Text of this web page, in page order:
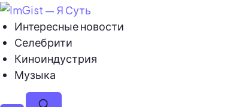
Интересные новости
Селебрити
Киноиндустрия
Музыка